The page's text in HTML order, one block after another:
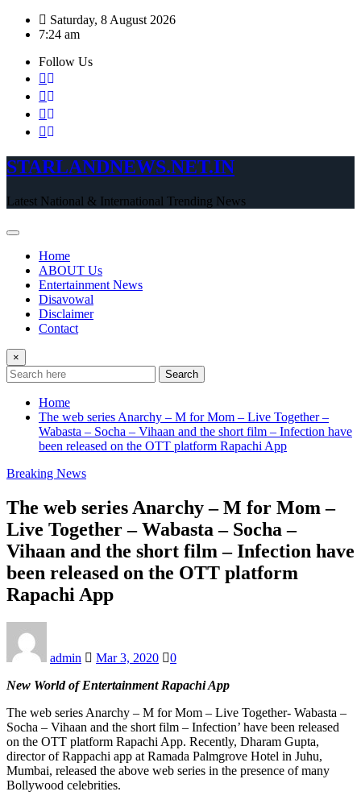
Skip
Saturday, 8 August 2026
7:24 am
Follow Us
STARLANDNEWS.NET.IN
Latest National & International Trending News
Home
ABOUT Us
Entertainment News
Disavowal
Disclaimer
Contact
×
Search
Home
The web series Anarchy – M for Mom – Live Together –
Wabasta – Socha – Vihaan and the short film – Infection have
been released on the OTT platform Rapachi App
Breaking News
The web series Anarchy – M for Mom –
Live Together – Wabasta – Socha –
Vihaan and the short film – Infection have
been released on the OTT platform
Rapachi App
admin Mar 3, 2020
0
New World of Entertainment Rapachi App
The web series Anarchy – M for Mom – Live Together- Wabasta –
Socha – Vihaan and the short film – Infection’ have been released
on the OTT platform Rapachi App. Recently, Dharam Gupta,
director of Rappachi app at Ramada Palmgrove Hotel in Juhu,
Mumbai, released the above web series in the presence of many
Bollywood celebrities.